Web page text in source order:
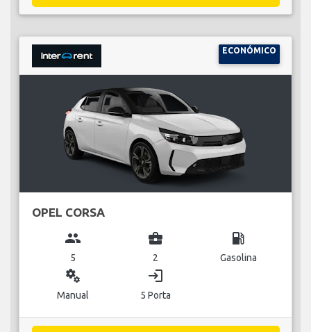
ECONÓMICO
OPEL CORSA
group
5
business_center
2
local_gas_station
Gasolina
miscellaneous_services
Manual
login
5 Porta